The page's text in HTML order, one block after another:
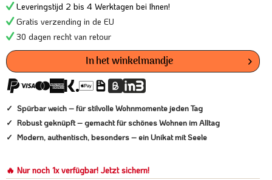
Leveringstijd 2 bis 4 Werktagen bei Ihnen!
Gratis verzending in de EU
30 dagen recht van retour
In het winkelmandje
Spürbar weich – für stilvolle Wohnmomente jeden Tag
Robust geknüpft – gemacht für schönes Wohnen im Alltag
Modern, authentisch, besonders – ein Unikat mit Seele
🔥 Nur noch 1x verfügbar! Jetzt sichern!